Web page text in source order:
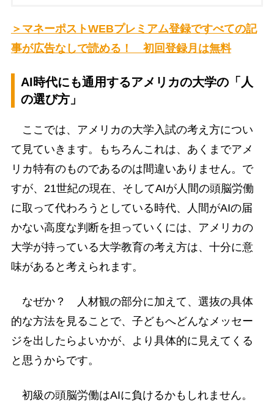
＞マネーポストWEBプレミアム登録ですべての記
事が広告なしで読める！ 初回登録月は無料
AI時代にも通用するアメリカの大学の「人
の選び方」
ここでは、アメリカの大学入試の考え方につい
て見ていきます。もちろんこれは、あくまでアメ
リカ特有のものであるのは間違いありません。で
すが、21世紀の現在、そしてAIが人間の頭脳労働
に取って代わろうとしている時代、人間がAIの届
かない高度な判断を担っていくには、アメリカの
大学が持っている大学教育の考え方は、十分に意
味があると考えられます。
なぜか？ 人材観の部分に加えて、選抜の具体
的な方法を見ることで、子どもへどんなメッセー
ジを出したらよいかが、より具体的に見えてくる
と思うからです。
初級の頭脳労働はAIに負けるかもしれません。